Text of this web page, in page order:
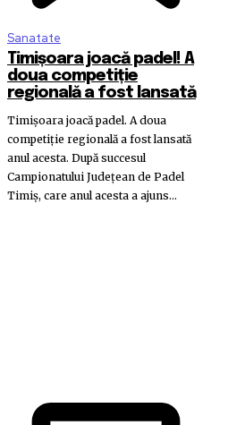
Sanatate
Timișoara joacă padel! A
doua competiție
regională a fost lansată
Timișoara joacă padel. A doua
competiție regională a fost lansată
anul acesta. După succesul
Campionatului Județean de Padel
Timiș, care anul acesta a ajuns...